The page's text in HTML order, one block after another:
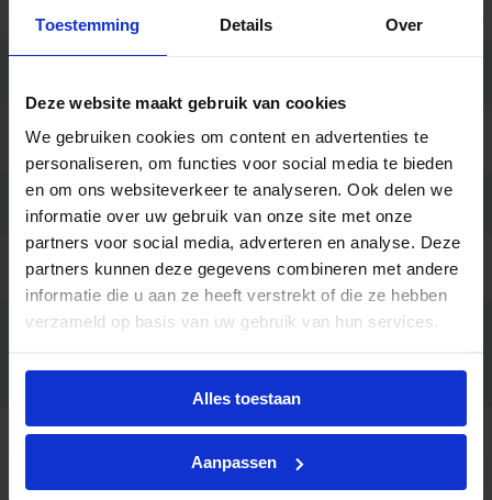
Toestemming Details Over
Deze website maakt gebruik van cookies
We gebruiken cookies om content en advertenties te
personaliseren, om functies voor social media te bieden
en om ons websiteverkeer te analyseren. Ook delen we
informatie over uw gebruik van onze site met onze
partners voor social media, adverteren en analyse. Deze
partners kunnen deze gegevens combineren met andere
informatie die u aan ze heeft verstrekt of die ze hebben
verzameld op basis van uw gebruik van hun services.
Alles toestaan
Aanpassen
Merk LUG Light Factory
Garantie 5 jaar
Code LU123407
Dali dimbaar, Muursteun,
Schemerschakelaar